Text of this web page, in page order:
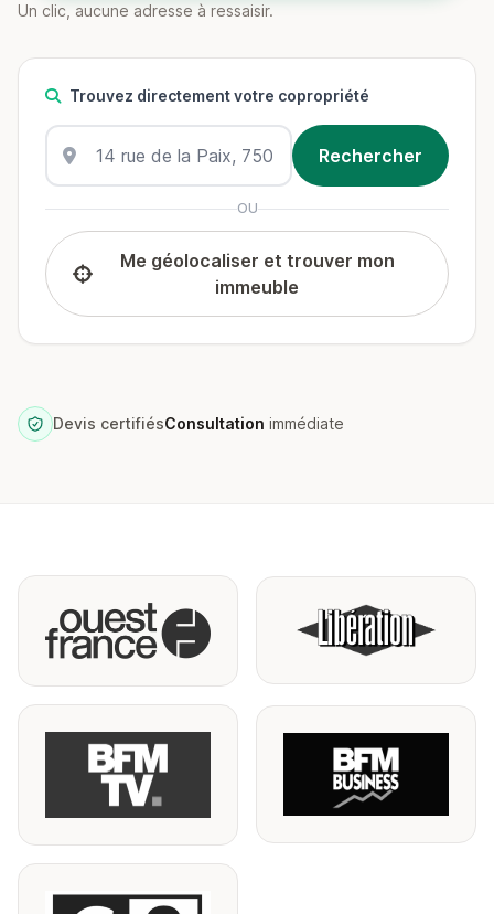
Un clic, aucune adresse à ressaisir.
Trouvez directement votre copropriété
OU
Me géolocaliser et trouver mon
immeuble
Devis certifiésConsultation immédiate